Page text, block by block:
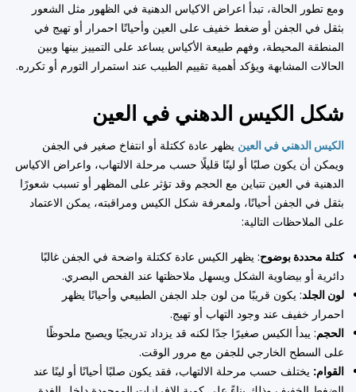
ومع تطور الحالة، تبدأ اعراض الاكياس الدهنية في الظهور مثل الشعور
بثقل في الجفن أو ضغط خفيف على العين وأحيانًا احمرار أو تهيج في
المنطقة المحيطة، وفهم طبيعة الأكياس يساعد على التمييز بينها وبين
الحالات المشابهة ويؤكد أهمية تقييم الطبيب عند استمرار التورم أو تكرره.
شكل الكيس الدهني في العين
الكيس الدهني في العين يظهر عادة ككتلة أو انتفاخ صغير في الجفن
ويمكن أن يكون صلبًا أو لينًا قليلًا حسب مرحلة الالتهاب، واعراض الاكياس
الدهنية في العين تتباين مع الحجم وقد تؤثر على المظهر أو تسبب شعورًا
بثقل في الجفن أحيانًا، ولمعرفة شكل الكيس ومراقبته، يمكن الاعتماد
على الملاحظات التالية:
كتلة محددة بوضوح: يظهر الكيس عادة ككتلة واضحة في الجفن غالبًا
دائرية أو بيضاوية الشكل ويسهل ملاحظتها عند الفحص البصري.
لون الجلد: يكون قريبًا من لون جلد الجفن الطبيعي وأحيانًا يظهر
احمرار خفيف عند وجود التهاب أو تهيج.
الحجم: يبدأ الكيس صغيرًا جدًا لكنه قد يزداد تدريجيًا ويصبح ملحوظًا
على السطح الخارجي للجفن مع مرور الوقت.
القوام: يختلف حسب مرحلة الالتهاب، فقد يكون صلبًا أحيانًا أو لينًا عند